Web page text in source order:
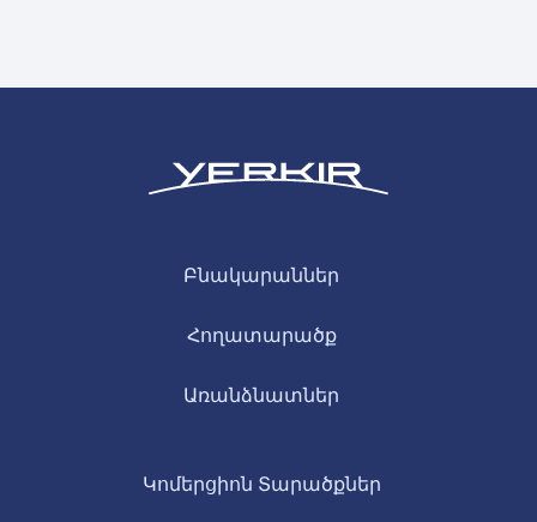
Բնակարաններ
Հողատարածք
Առանձնատներ
Կոմերցիոն Տարածքներ